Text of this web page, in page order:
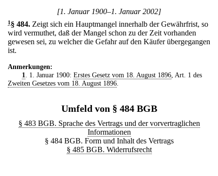
[1. Januar 1900–1. Januar 2002]
1 § 484. Zeigt sich ein Hauptmangel innerhalb der Gewährfrist, so
wird vermuthet, daß der Mangel schon zu der Zeit vorhanden
gewesen sei, zu welcher die Gefahr auf den Käufer übergegangen
ist.
Anmerkungen:
1
. 1. Januar 1900: Erstes Gesetz vom 18. August 1896, Art. 1 des
Zweiten Gesetzes vom 18. August 1896
Umfeld von § 484 BGB
§ 483 BGB. Sprache des Vertrags und der vorvertraglichen
Informationen
§ 484 BGB. Form und Inhalt des Vertrags
§ 485 BGB. Widerrufsrecht